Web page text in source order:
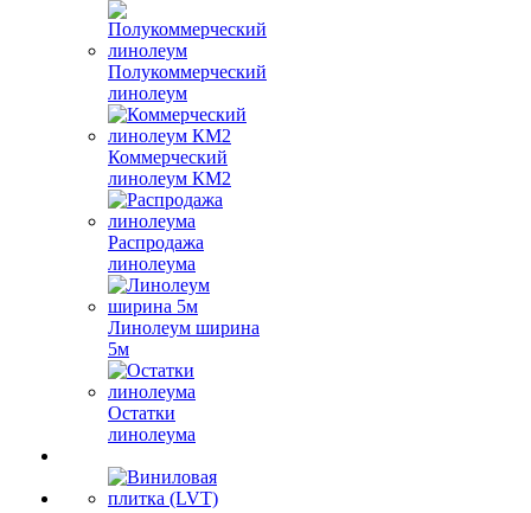
Полукоммерческий
линолеум
Коммерческий
линолеум КМ2
Распродажа
линолеума
Линолеум ширина
5м
Остатки
линолеума